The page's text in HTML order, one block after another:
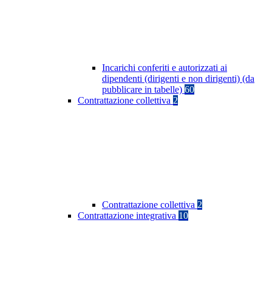
Incarichi conferiti e autorizzati ai
dipendenti (dirigenti e non dirigenti) (da
pubblicare in tabelle) 60
Contrattazione collettiva 2
Contrattazione collettiva 2
Contrattazione integrativa 10